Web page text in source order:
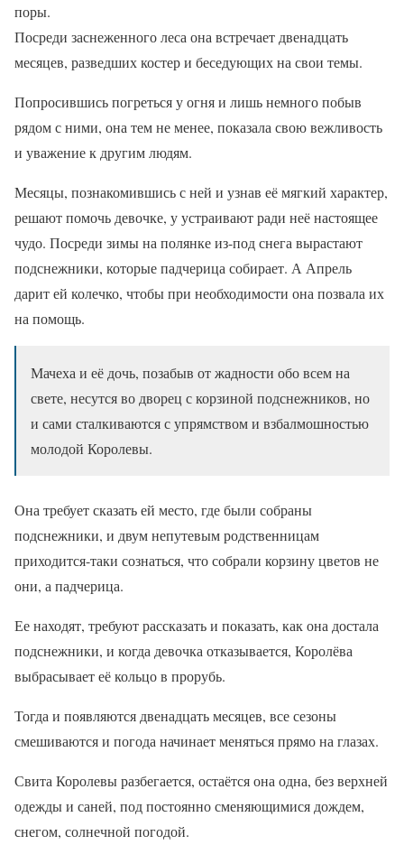
поры.
Посреди заснеженного леса она встречает двенадцать
месяцев, разведших костер и беседующих на свои темы.
Попросившись погреться у огня и лишь немного побыв
рядом с ними, она тем не менее, показала свою вежливость
и уважение к другим людям.
Месяцы, познакомившись с ней и узнав её мягкий характер,
решают помочь девочке, у устраивают ради неё настоящее
чудо. Посреди зимы на полянке из-под снега вырастают
подснежники, которые падчерица собирает. А Апрель
дарит ей колечко, чтобы при необходимости она позвала их
на помощь.
Мачеха и её дочь, позабыв от жадности обо всем на
свете, несутся во дворец с корзиной подснежников, но
и сами сталкиваются с упрямством и взбалмошностью
молодой Королевы.
Она требует сказать ей место, где были собраны
подснежники, и двум непутевым родственницам
приходится-таки сознаться, что собрали корзину цветов не
они, а падчерица.
Ее находят, требуют рассказать и показать, как она достала
подснежники, и когда девочка отказывается, Королёва
выбрасывает её кольцо в прорубь.
Тогда и появляются двенадцать месяцев, все сезоны
смешиваются и погода начинает меняться прямо на глазах.
Свита Королевы разбегается, остаётся она одна, без верхней
одежды и саней, под постоянно сменяющимися дождем,
снегом, солнечной погодой.